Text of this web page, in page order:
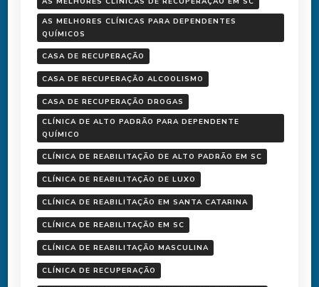
AS MELHORES CLÍNICAS PARA DEPENDENTES
QUÍMICOS
CASA DE RECUPERAÇÃO
CASA DE RECUPERAÇÃO ALCOOLISMO
CASA DE RECUPERAÇÃO DROGAS
CLÍNICA DE ALTO PADRÃO PARA DEPENDENTE
QUÍMICO
CLÍNICA DE REABILITAÇÃO DE ALTO PADRÃO EM SC
CLÍNICA DE REABILITAÇÃO DE LUXO
CLÍNICA DE REABILITAÇÃO EM SANTA CATARINA
CLÍNICA DE REABILITAÇÃO EM SC
CLÍNICA DE REABILITAÇÃO MASCULINA
CLÍNICA DE RECUPERAÇÃO